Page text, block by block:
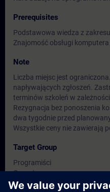
Prerequisites
Podstawowa wiedza z
Znajomość obsługi
Note
Liczba miejsc jest
napływających zgłoszeń.
terminów szkoleń w
Rezygnacja bez ponoszenia
dwa tygodnie przed
Wszystkie ceny nie zawierają
Target Group
Programiści
Operatorzy
Personel utrzymania ruchu